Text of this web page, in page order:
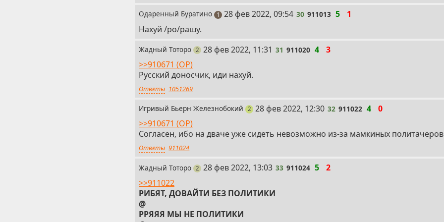
Одаренный Буратино 1пост
30
28 фев 2022, 09:54 30 911013 5
1
Нахуй /po/рашу.
Жадный Тоторо 2поста
31
28 фев 2022, 11:31 31 911020 4
3
>>910671 (OP)
Русский доносчик, иди нахуй.
Ответы 1051269
Игривый Бьерн Железнобокий 2поста
32
28 фев 2022, 12:30 32 911022 4
0
>>910671 (OP)
Согласен, ибо на дваче уже сидеть невозможно из-за мамкиных
Ответы 911024
Жадный Тоторо 2поста
33
28 фев 2022, 13:03 33 911024 5
2
>>911022
РИБЯТ, ДОВАЙТИ БЕЗ ПОЛИТИКИ
@
РРЯЯЯ МЫ НЕ ПОЛИТИКИ